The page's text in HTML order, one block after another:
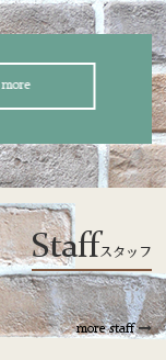
more
Staffスタッフ
more staff